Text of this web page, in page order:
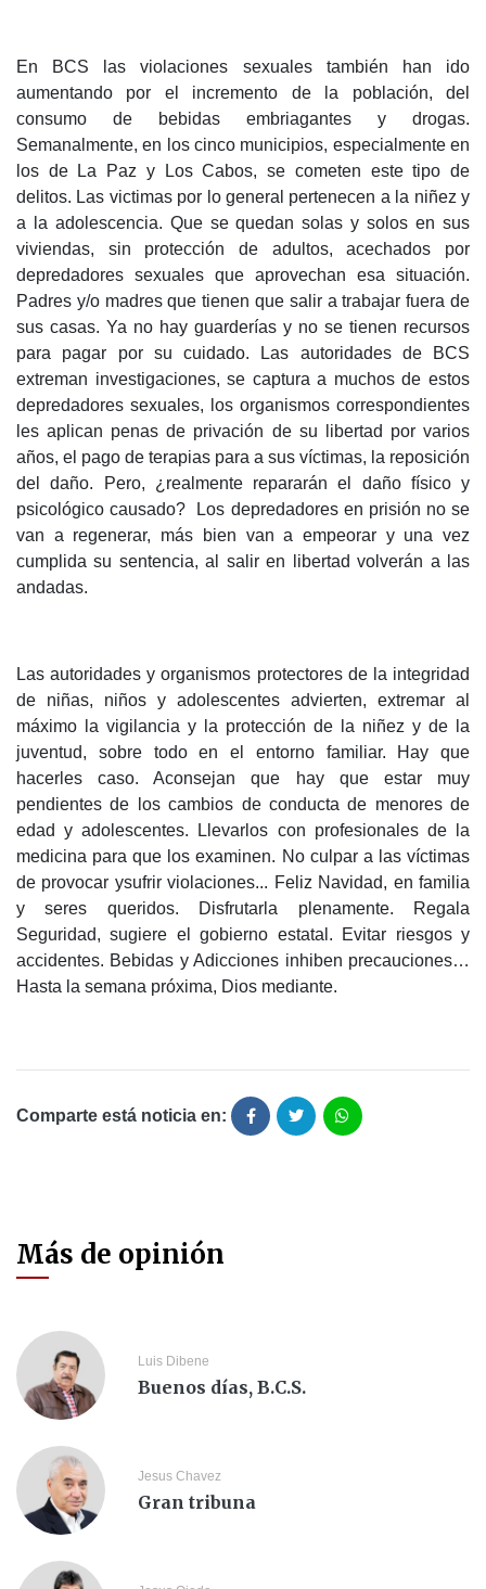
En BCS las violaciones sexuales también han ido
aumentando por el incremento de la población, del
consumo de bebidas embriagantes y drogas.
Semanalmente, en los cinco municipios, especialmente en
los de La Paz y Los Cabos, se cometen este tipo de
delitos. Las victimas por lo general pertenecen a la niñez y
a la adolescencia. Que se quedan solas y solos en sus
viviendas, sin protección de adultos, acechados por
depredadores sexuales que aprovechan esa situación.
Padres y/o madres que tienen que salir a trabajar fuera de
sus casas. Ya no hay guarderías y no se tienen recursos
para pagar por su cuidado. Las autoridades de BCS
extreman investigaciones, se captura a muchos de estos
depredadores sexuales, los organismos correspondientes
les aplican penas de privación de su libertad por varios
años, el pago de terapias para a sus víctimas, la reposición
del daño. Pero, ¿realmente repararán el daño físico y
psicológico causado? Los depredadores en prisión no se
van a regenerar, más bien van a empeorar y una vez
cumplida su sentencia, al salir en libertad volverán a las
andadas.
Las autoridades y organismos protectores de la integridad
de niñas, niños y adolescentes advierten, extremar al
máximo la vigilancia y la protección de la niñez y de la
juventud, sobre todo en el entorno familiar. Hay que
hacerles caso. Aconsejan que hay que estar muy
pendientes de los cambios de conducta de menores de
edad y adolescentes. Llevarlos con profesionales de la
medicina para que los examinen. No culpar a las víctimas
de provocar ysufrir violaciones... Feliz Navidad, en familia
y seres queridos. Disfrutarla plenamente. Regala
Seguridad, sugiere el gobierno estatal. Evitar riesgos y
accidentes. Bebidas y Adicciones inhiben precauciones…
Hasta la semana próxima, Dios mediante.
Comparte está noticia en:
Más de opinión
Luis Dibene
Buenos días, B.C.S.
Jesus Chavez
Gran tribuna